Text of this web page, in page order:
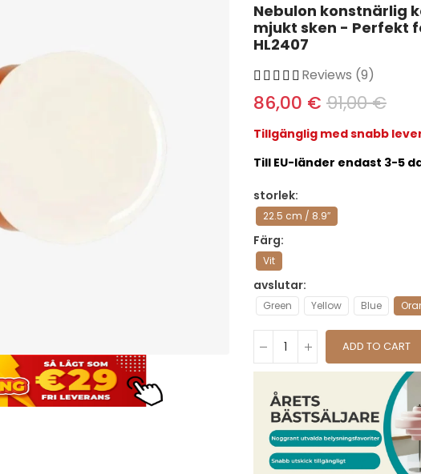
Nebulon konstnärlig
mjukt sken - Perfekt
HL2407
Reviews (9)
86,00 € 91,00 €
Tillgänglig med snabb
Till EU-länder endast 3-5
storlek
22.5 cm / 8.9″
Färg
Vit
avslutar
Green Yellow Blue
ADD TO CART